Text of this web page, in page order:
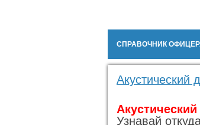
СПРАВОЧНИК
Акустический
Узнавай